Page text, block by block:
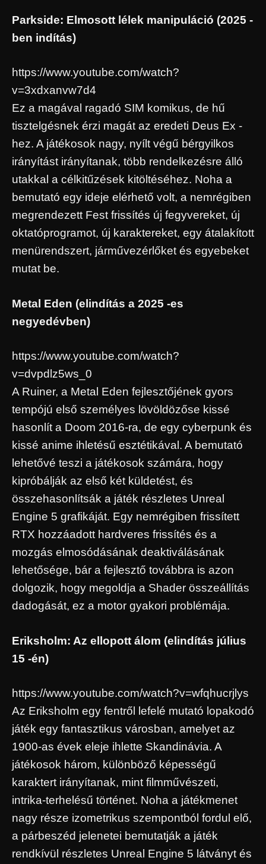
Parkside: Elmosott lélek manipuláció (2025 -
ben indítás)
https://www.youtube.com/watch?
v=3xdxanvw7d4
Ez a magával ragadó SIM komikus, de hű
tisztelgésnek érzi magát az eredeti Deus Ex -
hez. A játékosok nagy, nyílt végű bérgyilkos
irányítást irányítanak, több rendelkezésre álló
utakkal a célkitűzések kitöltéséhez. Noha a
bemutató egy ideje elérhető volt, a nemrégiben
megrendezett Fest frissítés új fegyvereket, új
oktatóprogramot, új karaktereket, egy átalakított
menürendszert, járművezérlőket és egyebeket
mutat be.
Metal Eden (elindítás a 2025 -es
negyedévben)
https://www.youtube.com/watch?
v=dvpdlz5ws_0
A Ruiner, a Metal Eden fejlesztőjének gyors
tempójú első személyes lövöldözőse kissé
hasonlít a Doom 2016-ra, de egy cyberpunk és
kissé anime ihletésű esztétikával. A bemutató
lehetővé teszi a játékosok számára, hogy
kipróbálják az első két küldetést, és
összehasonlítsák a játék részletes Unreal
Engine 5 grafikáját. Egy nemrégiben frissített
RTX hozzáadott hardveres frissítés és a
mozgás elmosódásának deaktiválásának
lehetősége, bár a fejlesztő továbbra is azon
dolgozik, hogy megoldja a Shader összeállítás
dadogását, ez a motor gyakori problémája.
Eriksholm: Az ellopott álom (elindítás július
15 -én)
https://www.youtube.com/watch?v=wfqhucrjlys
Az Eriksholm egy fentről lefelé mutató lopakodó
játék egy fantasztikus városban, amelyet az
1900-as évek eleje ihlette Skandinávia. A
játékosok három, különböző képességű
karaktert irányítanak, mint filmművészeti,
intrika-terhelésű történet. Noha a játékmenet
nagy része izometrikus szempontból fordul elő,
a párbeszéd jelenetei bemutatják a játék
rendkívül részletes Unreal Engine 5 látványt és